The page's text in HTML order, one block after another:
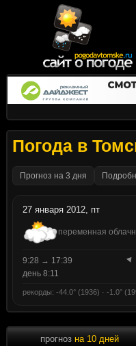
Погода в
Прогноз на 3 дня
27 января 2012, пт
переменная
9:28 → 17:39
день 8:11
рекорды: -44.0° (1936) · -1.0°
прогноз на 10 дней